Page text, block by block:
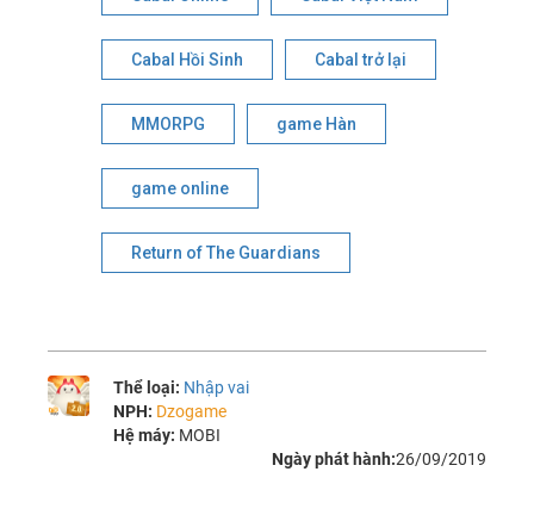
Cabal Hồi Sinh Cabal trở lại
MMORPG game Hàn
game online
Return of The Guardians
Thể loại: Nhập vai
NPH: Dzogame
Hệ máy: MOBI
Ngày phát hành:26/09/2019